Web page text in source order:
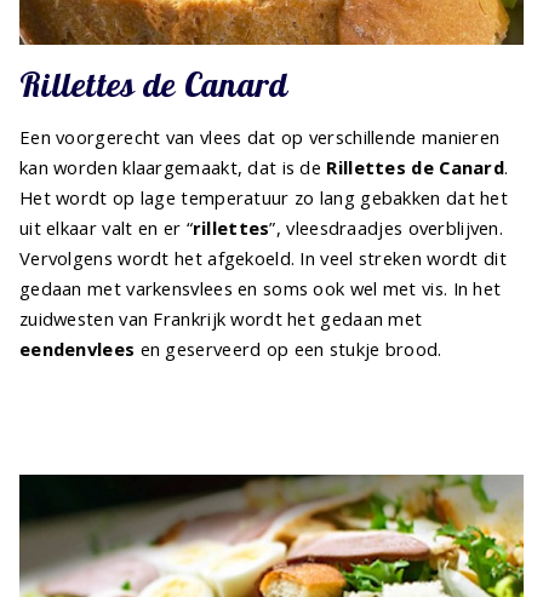
Rillettes de Canard
Een voorgerecht van vlees dat op verschillende manieren
kan worden klaargemaakt, dat is de Rillettes de Canard.
Het wordt op lage temperatuur zo lang gebakken dat het
uit elkaar valt en er “rillettes”, vleesdraadjes overblijven.
Vervolgens wordt het afgekoeld. In veel streken wordt dit
gedaan met varkensvlees en soms ook wel met vis. In het
zuidwesten van Frankrijk wordt het gedaan met
eendenvlees en geserveerd op een stukje brood.